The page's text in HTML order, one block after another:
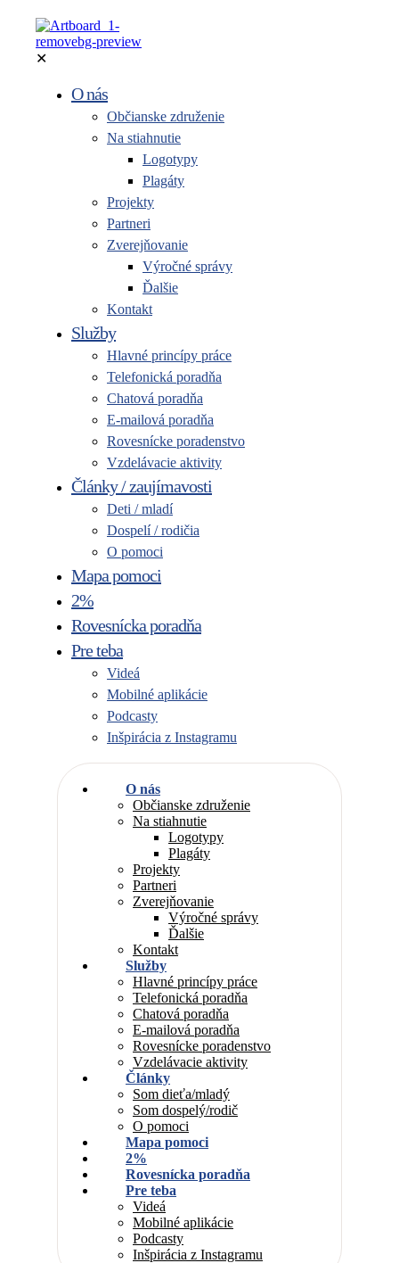
✕
O nás
Občianske združenie
Na stiahnutie
Logotypy
Plagáty
Projekty
Partneri
Zverejňovanie
Výročné správy
Ďalšie
Kontakt
Služby
Hlavné princípy práce
Telefonická poradňa
Chatová poradňa
E-mailová poradňa
Rovesnícke poradenstvo
Vzdelávacie aktivity
Články / zaujímavosti
Deti / mladí
Dospelí / rodičia
O pomoci
Mapa pomoci
2%
Rovesnícka poradňa
Pre teba
Videá
Mobilné aplikácie
Podcasty
Inšpirácia z Instagramu
O nás
Občianske združenie
Na stiahnutie
Logotypy
Plagáty
Projekty
Partneri
Zverejňovanie
Výročné správy
Ďalšie
Kontakt
Služby
Hlavné princípy práce
Telefonická poradňa
Chatová poradňa
E-mailová poradňa
Rovesnícke poradenstvo
Vzdelávacie aktivity
Články
Som dieťa/mladý
Som dospelý/rodič
O pomoci
Mapa pomoci
2%
Rovesnícka poradňa
Pre teba
Videá
Mobilné aplikácie
Podcasty
Inšpirácia z Instagramu